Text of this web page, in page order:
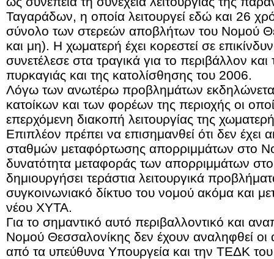
Ταγαράδων, η οποία λειτουργεί εδώ και 26
σύνολο των στερεών αποβλήτων του Νομού
και μη). Η χωματερή έχει κορεστεί σε
συνετέλεσε στα τραγικά για το περιβάλλον
πυρκαγιάς και της κατολίσθησης του 2006.
Λόγω των ανωτέρω προβλημάτων εκδηλώνεται
κατοίκων και των φορέων της περιοχής οι
επερχόμενη διακοπή λειτουργίας της
Επιπλέον πρέπει να επισημανθεί ότι δεν έχει
σταθμών μεταφόρτωσης απορριμμάτων στο
δυνατότητα μεταφοράς των απορριμμάτων
δημιουργήσει τεράστια λειτουργικά
συγκοινωνιακό δίκτυο του νομού ακόμα και
νέου ΧΥΤΑ.
Για το σημαντικό αυτό περιβαλλοντικό και
Νομού Θεσσαλονίκης δεν έχουν αναληφθεί οι
από τα υπεύθυνα Υπουργεία και την ΤΕΔΚ